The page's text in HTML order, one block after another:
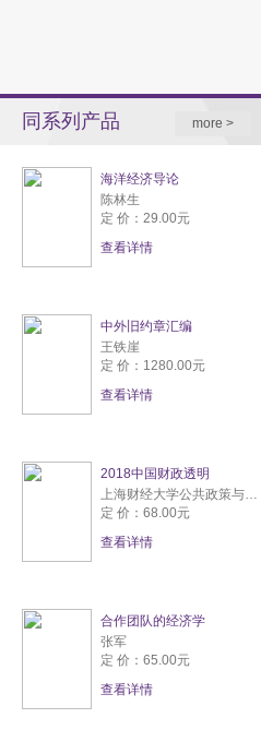
同系列产品 more >
海洋经济导论
陈林生
定 价：29.00元
查看详情
中外旧约章汇编
王铁崖
定 价：1280.00元
查看详情
2018中国财政透明
上海财经大学公共政策与研究中心
定 价：68.00元
查看详情
合作团队的经济学
张军
定 价：65.00元
查看详情